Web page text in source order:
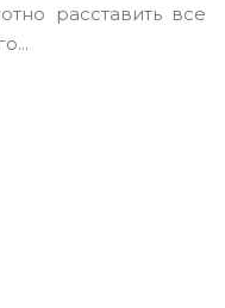
расставить все